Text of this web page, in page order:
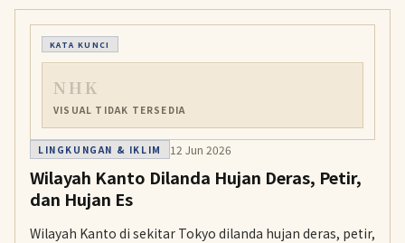
front hujan musiman dan sistem tekanan rendah
membawa hujan terutama ke Jepang bagian utara dan
timur.
KATA KUNCI
NHK
VISUAL TIDAK TERSEDIA
LINGKUNGAN & IKLIM 12 Jun 2026
Wilayah Kanto Dilanda Hujan Deras, Petir,
dan Hujan Es
Wilayah Kanto di sekitar Tokyo dilanda hujan deras, petir,